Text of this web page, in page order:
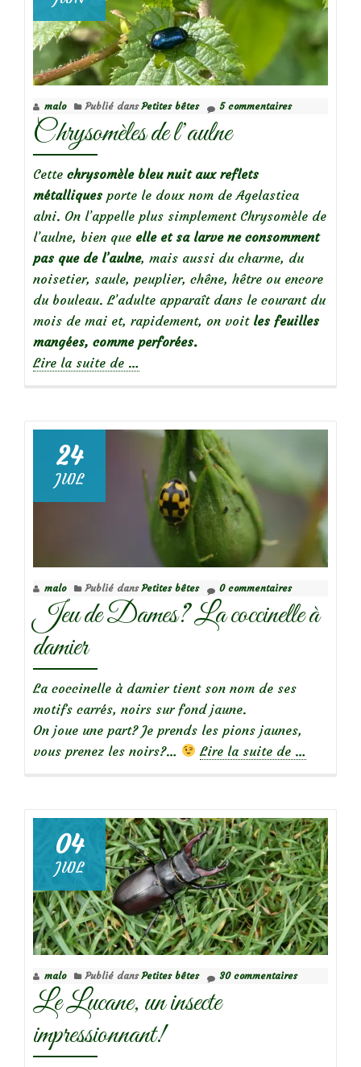
malo Publié dansPetites bêtes 5 commentaires
Chrysomèles de l’aulne
Cette chrysomèle bleu nuit aux reflets
métalliques porte le doux nom de Agelastica
alni. On l’appelle plus simplement Chrysomèle de
l’aulne, bien que elle et sa larve ne consomment
pas que de l’aulne, mais aussi du charme, du
noisetier, saule, peuplier, chêne, hêtre ou encore
du bouleau. L’adulte apparaît dans le courant du
mois de mai et, rapidement, on voit les feuilles
mangées, comme perforées.
Lire la suite de à
…
24
JUIL
malo Publié dansPetites bêtes 0 commentaires
Jeu de Dames? La coccinelle à
damier
La coccinelle à damier tient son nom de ses
motifs carrés, noirs sur fond jaune.
On joue une part? Je prends les pions jaunes,
vous prenez les noirs?…
Lire la suite de
Dames?
La
coccinelle
à
damier
…
04
JUIL
malo Publié dansPetites bêtes 30 commentaires
Le Lucane, un insecte
impressionnant!